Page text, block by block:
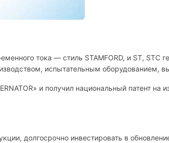
тока — стиль STAMFORD, и ST, STC
испытательным оборудованием,
и получил национальный патент
долгосрочно инвестировать в